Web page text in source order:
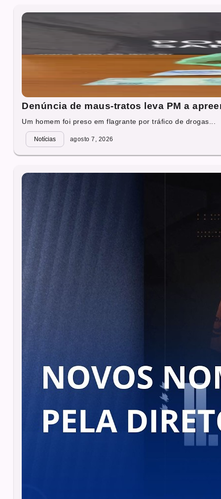
Denúncia de maus-tratos leva PM a
Um homem foi preso em flagrante por tráfico de drogas...
Notícias agosto 7, 2026